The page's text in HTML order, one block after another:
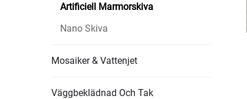
Artificiell Marmorskiva
Nano Skiva
Mosaiker & Vattenjet
Väggbeklädnad Och Tak